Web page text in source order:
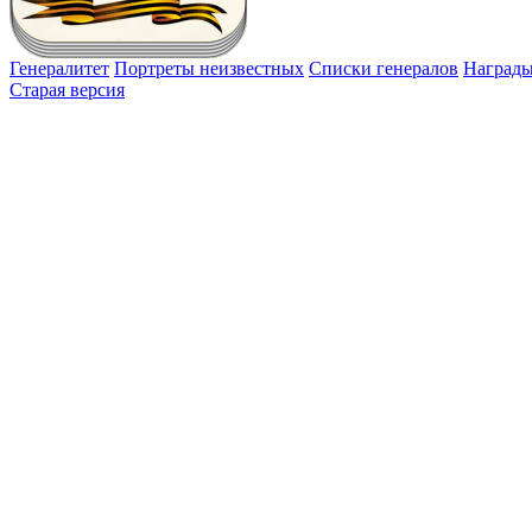
Генералитет Портреты неизвестных Списки генералов
Старая версия